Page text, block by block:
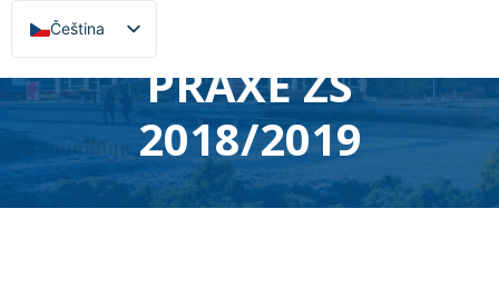
Čeština
EnglishODBORNÍKŮ Z
PRAXE ZS
2018/2019